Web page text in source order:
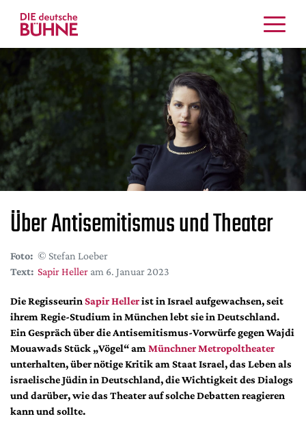
Kritiken
Schauspiel
Musiktheater
Tanz
Crossover
Bühnenwelt
Festivals & Veranstaltungen
Menschen & Theater
Themen
Internationales
Nachrufe
DdB-map
Kalender
Premierensuche
Festival-Planer
Hefte
Über Antisemitismus und Theater
Foto: © Stefan Loeber
Text: Sapir Heller am 6. Januar 2023
Die Regisseurin Sapir Hellerist in Israel aufgewachsen, seit
ihrem Regie-Studium in München lebt sie in Deutschland.
Ein Gespräch über die Antisemitismus-Vorwürfe gegen Wajdi
Mouawads Stück „Vögel“ am Münchner Metropoltheater
unterhalten, über nötige Kritik am Staat Israel, das Leben als
israelische Jüdin in Deutschland, die Wichtigkeit des Dialogs
und darüber, wie das Theater auf solche Debatten reagieren
kann und sollte.